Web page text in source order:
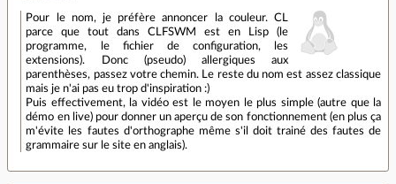
Pour le nom, je préfère annoncer la couleur. CL
parce que tout dans CLFSWM est en Lisp (le
programme, le fichier de configuration, les
extensions). Donc (pseudo) allergiques aux
parenthèses, passez votre chemin. Le reste du nom est assez classique
mais je n'ai pas eu trop d'inspiration :)
Puis effectivement, la vidéo est le moyen le plus simple (autre que la
démo en live) pour donner un aperçu de son fonctionnement (en plus ça
m'évite les fautes d'orthographe même s'il doit trainé des fautes de
grammaire sur le site en anglais).